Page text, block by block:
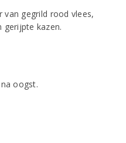
van gegrild rood vlees,
kazen.
oogst.